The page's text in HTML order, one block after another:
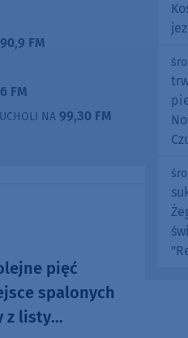
90,9 FM
FM
NA 99,30 FM
pięć
spalonych
z listy